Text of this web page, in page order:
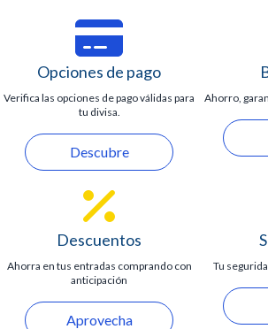
Para ampliar tu experiencia caribeña,
ofrece viajes en
Catamarán a Isla
disfrutar de playas igual de paradisíacas,
relajado y vistas inolvidables. Xcaret te
de vivir dos aventuras náuticas
Opciones de pago
Verifica las opciones de pago válidas para
tu divisa.
Descubre
Ahorro,
Descuentos
Ahorra en tus entradas comprando con
anticipación
Aprovecha
Tu